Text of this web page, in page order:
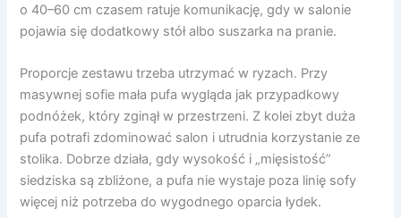
o 40–60 cm czasem ratuje komunikację, gdy w salonie
pojawia się dodatkowy stół albo suszarka na pranie.
Proporcje zestawu trzeba utrzymać w ryzach. Przy
masywnej sofie mała pufa wygląda jak przypadkowy
podnóżek, który zginął w przestrzeni. Z kolei zbyt duża
pufa potrafi zdominować salon i utrudnia korzystanie ze
stolika. Dobrze działa, gdy wysokość i „mięsistość”
siedziska są zbliżone, a pufa nie wystaje poza linię sofy
więcej niż potrzeba do wygodnego oparcia łydek.